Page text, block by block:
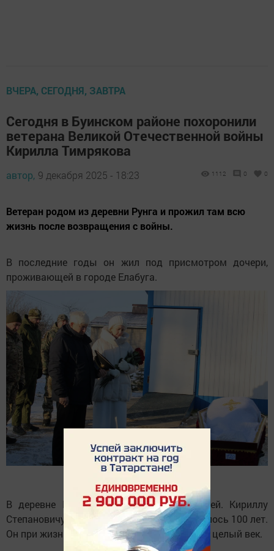
ВЧЕРА, СЕГОДНЯ, ЗАВТРА
Сегодня в Буинском районе похоронили
ветерана Великой Отечественной войны
Кирилла Тимрякова
автор, 9 декабря 2025 - 18:23 1112 0 0
Ветеран родом из деревни Рунга и прожил там всю
жизнь после возвращения с войны.
В последние годы он жил под присмотром дочери,
проживающей в городе Елабуга.
В деревне Рунга живет его сын с семьей. Кириллу
Степановичу 7 октября этого года исполнилось 100 лет.
Он при жизни всегда говорил, что проживет целый век.